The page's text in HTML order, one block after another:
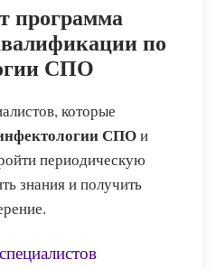
программа
по
СПО
которые
СПОи
периодическую
знания и получить